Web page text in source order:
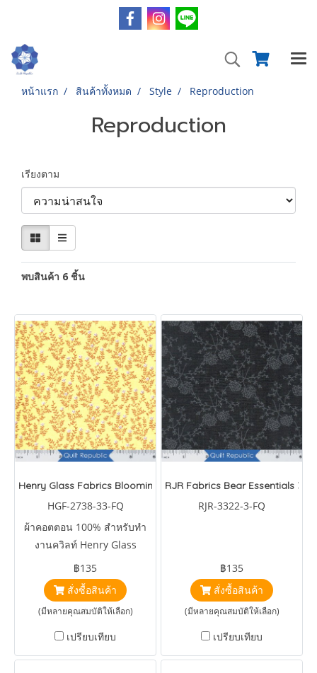
หน้าแรก สินค้าทั้งหมด Style Reproduction
Reproduction
เรียงตาม
พบสินค้า 6 ชิ้น
Henry Glass Fabrics Bloomin' Poppies
HGF-2738-33-FQ
ผ้าคอตตอน 100% สำหรับทำ
งานควิลท์ Henry Glass
Fabrics Bloomin' Poppies by
Jan Mott
฿135
สั่งซื้อสินค้า
(มีหลายคุณสมบัติให้เลือก)
เปรียบเทียบ
RJR Fabrics Bear Essentials 3
RJR-3322-3-FQ
฿135
สั่งซื้อสินค้า
(มีหลายคุณสมบัติให้เลือก)
เปรียบเทียบ